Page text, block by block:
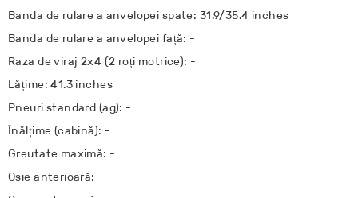
Banda de rulare a anvelopei spate: 31.9/35.4 inches
Banda de rulare a anvelopei față: -
Raza de viraj 2x4 (2 roți motrice): -
Lățime: 41.3 inches
Pneuri standard (ag): -
Înălțime (cabină): -
Greutate maximă: -
Osie anterioară: -